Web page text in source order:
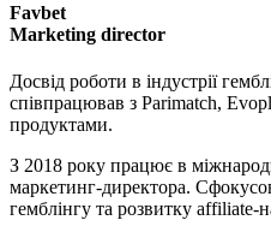
Favbet
Marketing director
Досвід роботи в індустрії
співпрацював з Parimatch,
продуктами.
З 2018 року працює в
маркетинг-директора.
гемблінгу та розвитку affiliate-